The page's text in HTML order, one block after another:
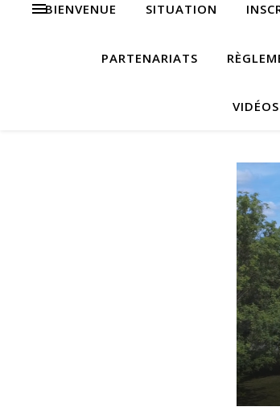
BIENVENUE SITUATION
PARTENARIATS